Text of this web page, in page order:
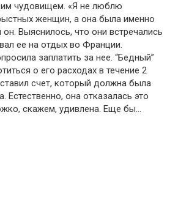
чудовищем. «Я не люблю
женщин, а она была именно
он. Выяснилось, что они встречались
ее на отдых во Франции.
заплатить за нее. “Бедный”
о его расходах в течение 2
счет, который должна была
Естественно, она отказалась это
скажем, удивлена. Еще бы…